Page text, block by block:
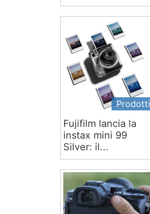
Prodotti
Fujifilm lancia la
instax mini 99
Silver: il...